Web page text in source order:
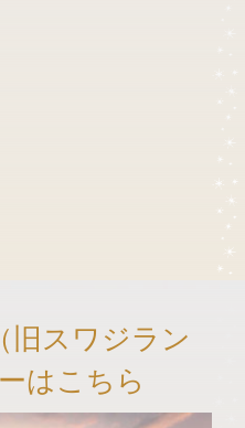
旧スワジラン
はこちら